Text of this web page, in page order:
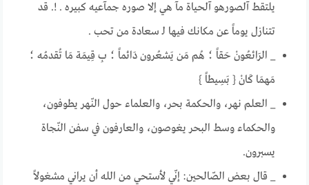
يلتقط آلصورهو آلحياة مآ هي إلا صوره جمآعيه كبيــره . !. قد
تتنازل يوماً عن مكانك فيها لـ سعادة من تحب .
_ الرَائعُونْ حَقاً ؛ هُم مَن يَشعُرون دَائماً ؛ بِ قِيمَة مَا تُقدمُه ؛
مَهمَا كَانْ { بَسِيطاً }
_ العلم نهر، والحكمة بحر، والعلماء حول النّهر يطوفون،
والحكماء وسط البحر يغوصون، والعارفون في سفن النّجاة
يسبرون.
_ قال بعض الصّالحين: إنّي لأستحي من الله أن يراني مشغولاً